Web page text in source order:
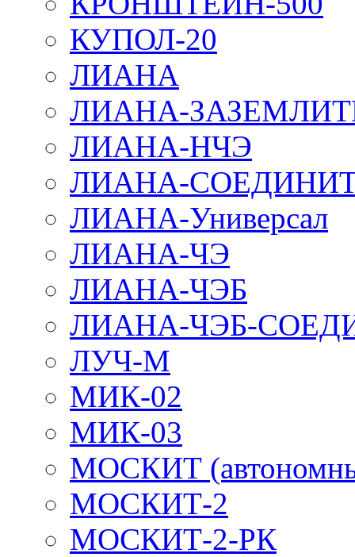
КУПОЛ-20
ЛИАНА
ЛИАНА-
ЛИАНА-НЧЭ
ЛИАНА-
ЛИАНА-Универсал
ЛИАНА-ЧЭ
ЛИАНА-ЧЭБ
ЛИАНА-ЧЭБ-
ЛУЧ-М
МИК-02
МИК-03
МОСКИТ
МОСКИТ-2
МОСКИТ-2-РК